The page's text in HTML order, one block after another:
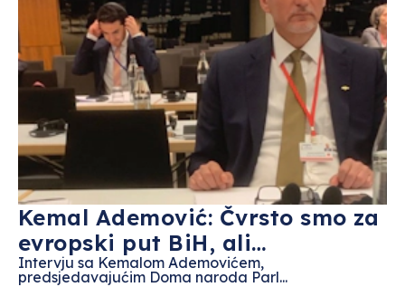
Kemal Ademović: Čvrsto smo za
evropski put BiH, ali…
Intervju sa Kemalom Ademovićem,
predsjedavajućim Doma naroda Parl...